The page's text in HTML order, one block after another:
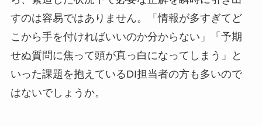
すのは容易ではありません。「情報が多すぎてど
こから手を付ければいいのか分からない」「予期
せぬ質問に焦って頭が真っ白になってしまう」と
いった課題を抱えているDI担当者の方も多いので
はないでしょうか。